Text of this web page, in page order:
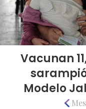
Vacunan
Modelo